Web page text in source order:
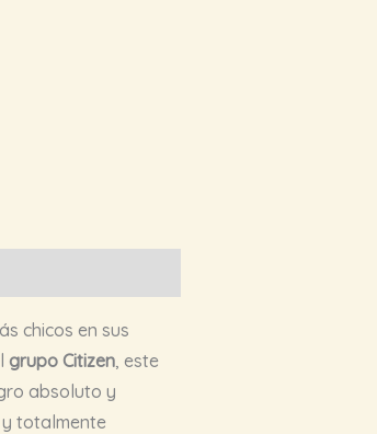
chicos en sus
grupo Citizen, este
absoluto y
totalmente